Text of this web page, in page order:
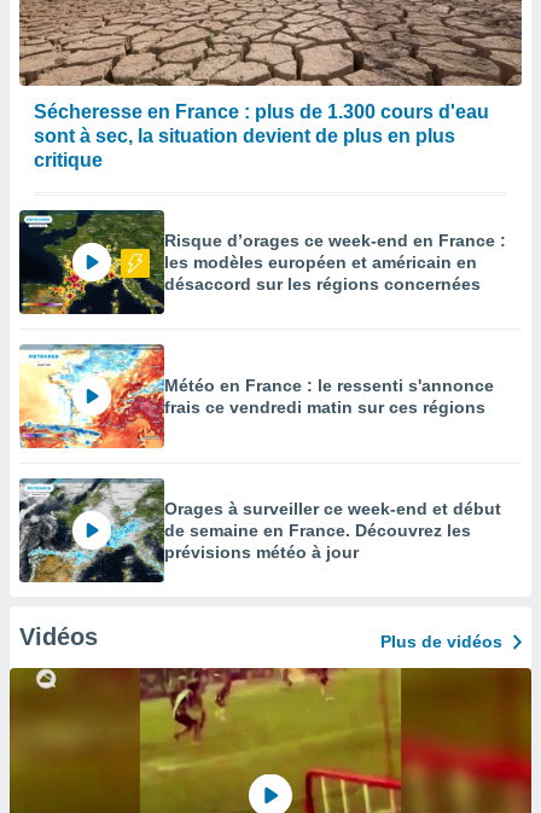
Sécheresse en France : plus de 1.300 cours d'eau
sont à sec, la situation devient de plus en plus
critique
Risque d’orages ce week-end en France :
les modèles européen et américain en
désaccord sur les régions concernées
Météo en France : le ressenti s'annonce
frais ce vendredi matin sur ces régions
Orages à surveiller ce week-end et début
de semaine en France. Découvrez les
prévisions météo à jour
Vidéos Plus de vidéos